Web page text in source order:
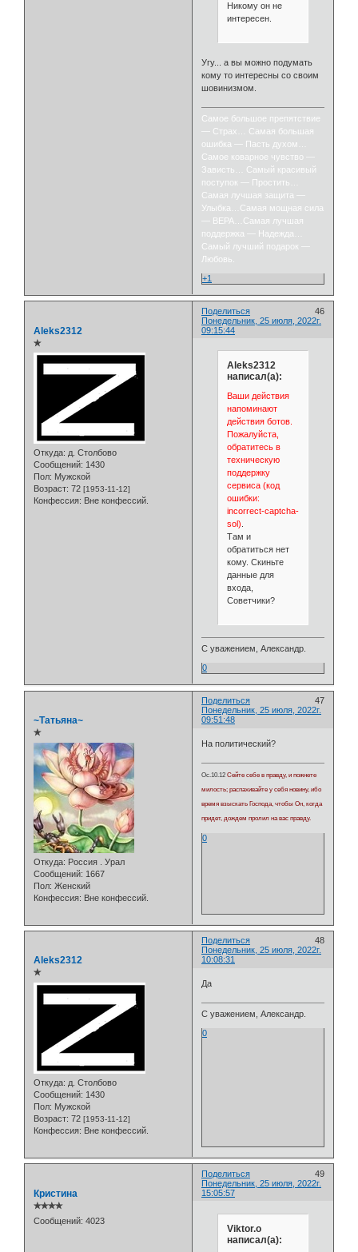
Никому он не
интересен.
Угу... а вы можно подумать
кому то интересны со своим
шовинизмом.
Самое большое препятствие
— Страх… Самая большая
ошибка — Пасть духом…
Самое коварное чувство —
Зависть… Самый красивый
поступок — Простить…
Самая лучшая защита —
Улыбка…Самая мощная сила
— ВЕРА…Самая лучшая
поддержка — Надежда…
Самый лучший подарок —
Любовь.
+1
Поделиться
46
Понедельник, 25 июля, 2022г.
09:15:44
Aleks2312
✯
Откуда: д. Столбово
Сообщений: 1430
Пол: Мужской
Возраст: 72 [1953-11-12]
Конфессия: Вне конфессий.
Aleks2312
написал(а):
Ваши действия
напоминают
действия ботов.
Пожалуйста,
обратитесь в
техническую
поддержку
сервиса (код
ошибки:
incorrect-captcha-
sol)
Там и
обратиться нет
кому. Скиньте
данные для
входа,
Советчики?
С уважением, Александр.
0
Поделиться
47
Понедельник, 25 июля, 2022г.
09:51:48
~Татьяна~
✯
Откуда: Россия . Урал
Сообщений: 1667
Пол: Женский
Конфессия: Вне конфессий.
На политический?
Ос.10.12Сейте себе в правду, и пожнете
милость; распахивайте у себя новину, ибо
время взыскать Господа, чтобы Он, когда
придет, дождем пролил на вас правду.
0
Поделиться
48
Понедельник, 25 июля, 2022г.
10:08:31
Aleks2312
✯
Откуда: д. Столбово
Сообщений: 1430
Пол: Мужской
Возраст: 72 [1953-11-12]
Конфессия: Вне конфессий.
Да
С уважением, Александр.
0
Поделиться
49
Понедельник, 25 июля, 2022г.
15:05:57
Кристина
✯✯✯✯
Сообщений: 4023
Viktor.o
написал(а):